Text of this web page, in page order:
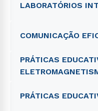
LABORATÓRIOS
COMUNICAÇÃO
PRÁTICAS
PRÁTICAS